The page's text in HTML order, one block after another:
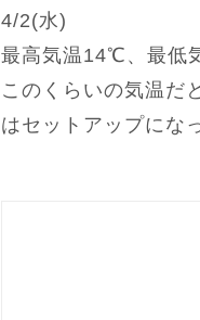
4/2(水)
最高気温14℃、最低
このくらいの気温だ
はセットアップにな